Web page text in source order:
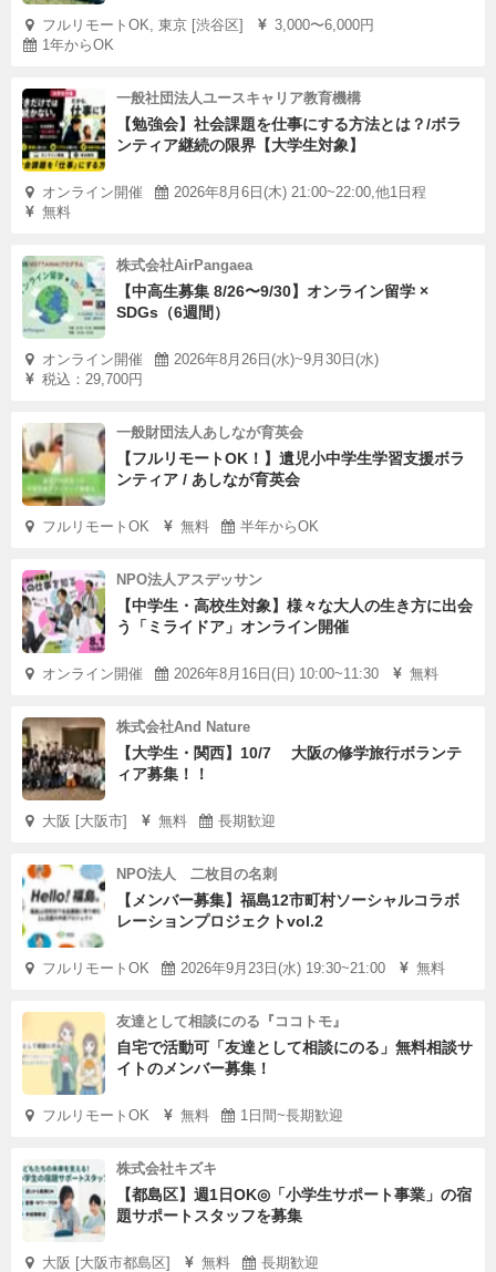
フルリモートOK, 東京 [渋谷区]
3,000〜6,000円
1年からOK
一般社団法人ユースキャリア教育機構
【勉強会】社会課題を仕事にする方法とは？/ボラ
ンティア継続の限界【大学生対象】
オンライン開催
2026年8月6日(木) 21:00~22:00,他1日程
無料
株式会社AirPangaea
【中高生募集 8/26〜9/30】オンライン留学 ×
SDGs（6週間）
オンライン開催
2026年8月26日(水)~9月30日(水)
税込：29,700円
一般財団法人あしなが育英会
【フルリモートOK！】遺児小中学生学習支援ボラ
ンティア / あしなが育英会
フルリモートOK 無料 半年からOK
NPO法人アスデッサン
【中学生・高校生対象】様々な大人の生き方に出会
う「ミライドア」オンライン開催
オンライン開催 2026年8月16日(日) 10:00~11:30 無料
株式会社And Nature
【大学生・関西】10/7 大阪の修学旅行ボランテ
ィア募集！！
大阪 [大阪市] 無料 長期歓迎
NPO法人 二枚目の名刺
【メンバー募集】福島12市町村ソーシャルコラボ
レーションプロジェクトvol.2
フルリモートOK 2026年9月23日(水) 19:30~21:00 無料
友達として相談にのる『ココトモ』
自宅で活動可「友達として相談にのる」無料相談サ
イトのメンバー募集！
フルリモートOK 無料 1日間~長期歓迎
株式会社キズキ
【都島区】週1日OK◎「小学生サポート事業」の宿
題サポートスタッフを募集
大阪 [大阪市都島区] 無料 長期歓迎